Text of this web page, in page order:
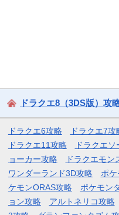
ドラクエ8（3DS版）攻
ドラクエ6攻略 ドラクエ7攻
ドラクエ11攻略
ドラクエ
ョーカー攻略
ドラクエモ
ワンダーランド3D攻略
ポケ
ケモンORAS攻略
ポケモン
ョン攻略
アルトネリコ攻略